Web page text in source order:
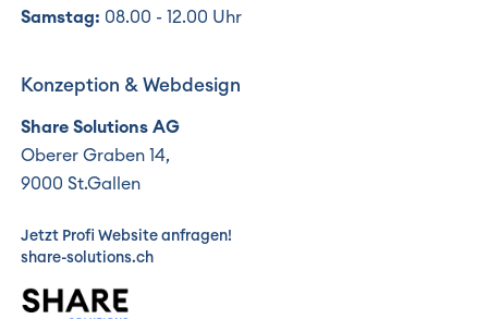
Samstag: 08.00 - 12.00 Uhr
Konzeption & Webdesign
Share Solutions AG
Oberer Graben 14,
9000 St.Gallen
Jetzt Profi Website anfragen!
share-solutions.ch